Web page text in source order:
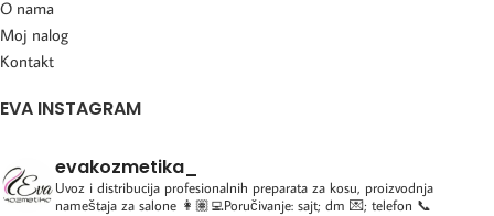
O nama
Moj nalog
Kontakt
EVA INSTAGRAM
evakozmetika_
Uvoz i distribucija profesionalnih preparata za kosu, proizvodnja
nameštaja za salone 👩🏽‍💻Poručivanje: sajt; dm 💌; telefon 📞